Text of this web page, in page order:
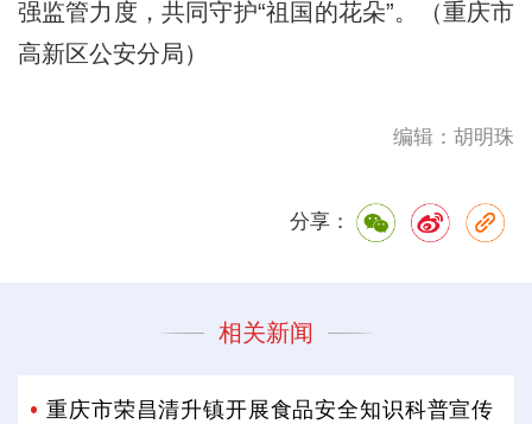
强监管力度，共同守护“祖国的花朵”。（重庆市
高新区公安分局）
编辑：胡明珠
分享：
相关新闻
重庆市荣昌清升镇开展食品安全知识科普宣传